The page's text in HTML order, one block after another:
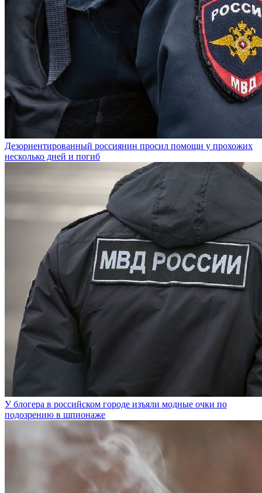
Дезориентированный россиянин просил помощи у прохожих
несколько дней и погиб
У блогера в российском городе изъяли модные очки по
подозрению в шпионаже